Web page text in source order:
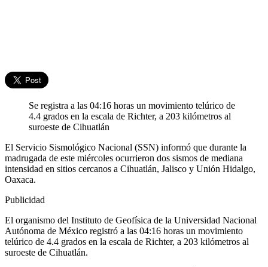
Se registra a las 04:16 horas un movimiento telúrico de
4.4 grados en la escala de Richter, a 203 kilómetros al
suroeste de Cihuatlán
El Servicio Sismológico Nacional (SSN) informó que durante la
madrugada de este miércoles ocurrieron dos sismos de mediana
intensidad en sitios cercanos a Cihuatlán, Jalisco y Unión Hidalgo,
Oaxaca.
Publicidad
El organismo del Instituto de Geofísica de la Universidad Nacional
Autónoma de México registró a las 04:16 horas un movimiento
telúrico de 4.4 grados en la escala de Richter, a 203 kilómetros al
suroeste de Cihuatlán.